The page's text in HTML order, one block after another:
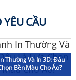
CẦU
Thường Và In 3D: Đâu
Bền Màu Cho Áo?